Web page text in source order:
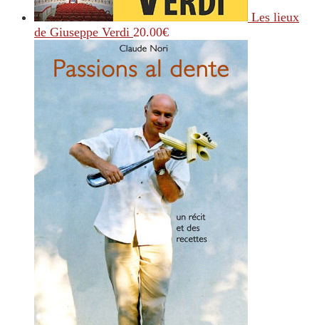
Les lieux
de Giuseppe Verdi 20.00€